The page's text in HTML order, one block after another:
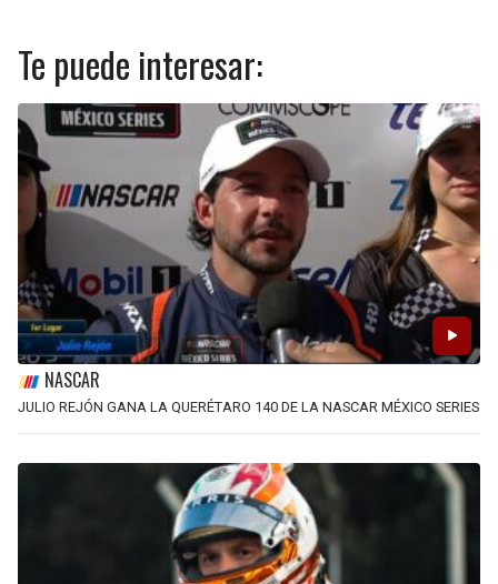
Te puede interesar:
NASCAR
JULIO REJÓN GANA LA QUERÉTARO 140 DE LA NASCAR MÉXICO SERIES